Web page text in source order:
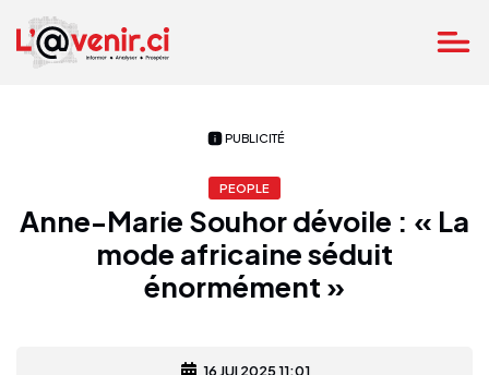
PUBLICITÉ
PEOPLE
Anne-Marie Souhor dévoile : « La
mode africaine séduit
énormément »
16 JUI 2025 11:01